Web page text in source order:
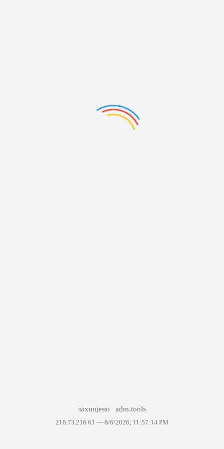
захищено adm.tools
216.73.216.61 — 8/6/2026, 11:57:14 PM